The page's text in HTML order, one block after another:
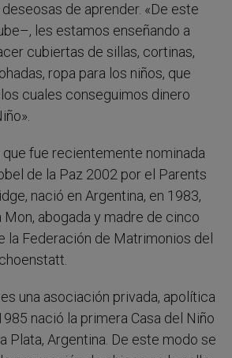
de aprender. «De este
les estamos enseñando a
cubiertas de sillas, cortinas,
ropa para los niños, que
cuales conseguimos dinero
que fue recientemente nominada
de la Paz 2002 por el Parents
nació en Argentina, en 1983,
Mon, abogada y madre de cinco
la Federación de Matrimonios del
una asociación privada, apolítica
nació la primera Casa del Niño
Plata, Argentina. De este modo se